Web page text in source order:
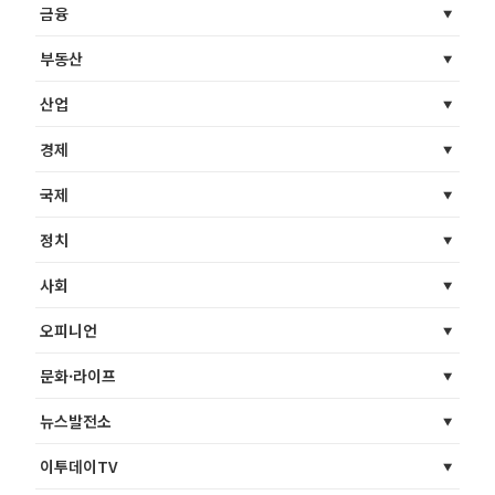
금융
부동산
산업
경제
국제
정치
사회
오피니언
문화·라이프
뉴스발전소
이투데이TV